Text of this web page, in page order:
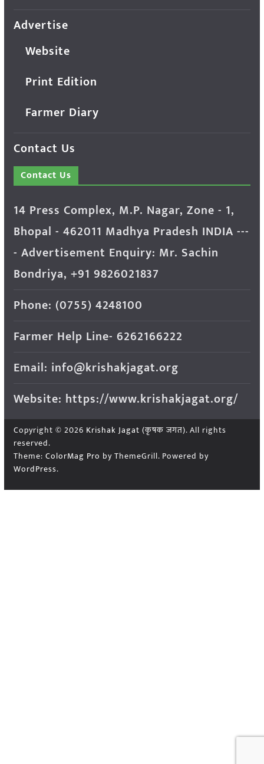
Advertise
Website
Print Edition
Farmer Diary
Contact Us
Contact Us
14 Press Complex, M.P. Nagar, Zone - 1,
Bhopal - 462011 Madhya Pradesh INDIA ---
- Advertisement Enquiry: Mr. Sachin
Bondriya, +91 9826021837
Phone: (0755) 4248100
Farmer Help Line- 6262166222
Email: info@krishakjagat.org
Website: https://www.krishakjagat.org/
Copyright © 2026 Krishak Jagat (कृषक जगत). All rights
reserved.
Theme: ColorMag Pro by ThemeGrill. Powered by
WordPress.